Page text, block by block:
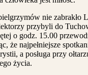
nie zabrakło
przybyli do
o godz. 15.00
że najpełniejsze
a posługa przy
życia.